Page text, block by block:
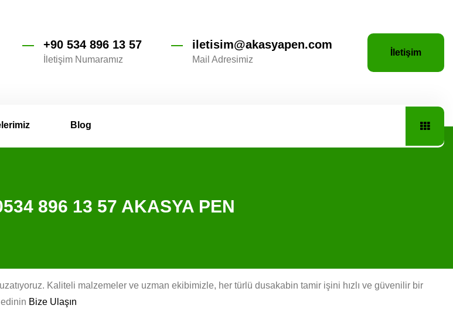
+90 534 896 13 57
İletişim Numaramız
iletisim@akasyapen.com
Mail Adresimiz
İletişim
Blog
896 13 57 AKASYA PEN
Kaliteli malzemeler ve uzman ekibimizle, her türlü dusakabin tamir işini hızlı ve güvenilir bir
Bize Ulaşın